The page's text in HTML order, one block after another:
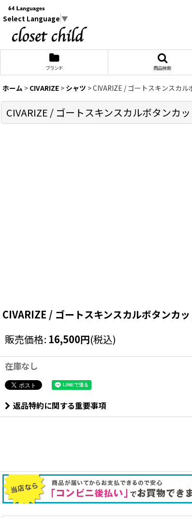
Select Language ▼
ブランド 商品検索
ホーム > CIVARIZE > シャツ >CIVARIZE / ゴートスキンスカ
CIVARIZE / ゴートスキンスカルボタンカ
CIVARIZE / ゴートスキンスカルボタンカ
販売価格: 16,500円(税込)
在庫なし
返品特約に関する重要事項